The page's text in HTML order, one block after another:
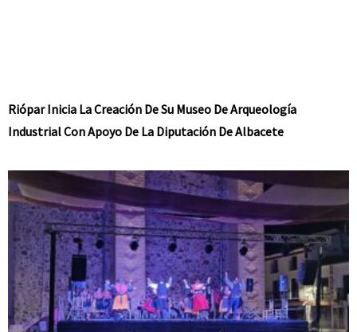
Riópar Inicia La Creación De Su Museo De Arqueología
Industrial Con Apoyo De La Diputación De Albacete